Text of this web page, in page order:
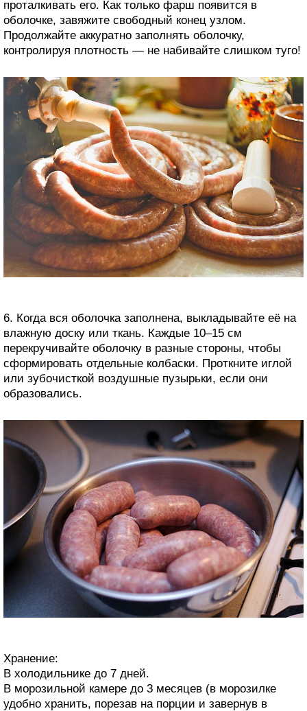
проталкивать его. Как только фарш появится в
оболочке, завяжите свободный конец узлом.
Продолжайте аккуратно заполнять оболочку,
контролируя плотность — не набивайте слишком туго!
6. Когда вся оболочка заполнена, выкладывайте её на
влажную доску или ткань. Каждые 10–15 см
перекручивайте оболочку в разные стороны, чтобы
сформировать отдельные колбаски. Проткните иглой
или зубочисткой воздушные пузырьки, если они
образовались.
Хранение:
В холодильнике до 7 дней.
В морозильной камере до 3 месяцев (в морозилке
удобно хранить, порезав на порции и завернув в